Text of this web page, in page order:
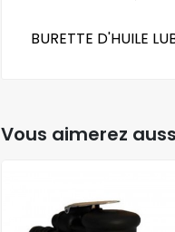
BURETTE D'HUILE
Vous aimerez